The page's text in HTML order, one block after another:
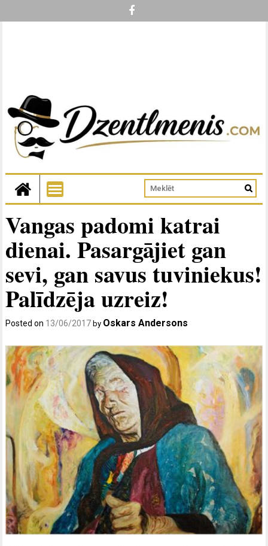
Vangas padomi katrai
dienai. Pasargājiet gan
sevi, gan savus tuviniekus!
Palīdzēja uzreiz!
Posted on 13/06/2017 by Oskars Andersons